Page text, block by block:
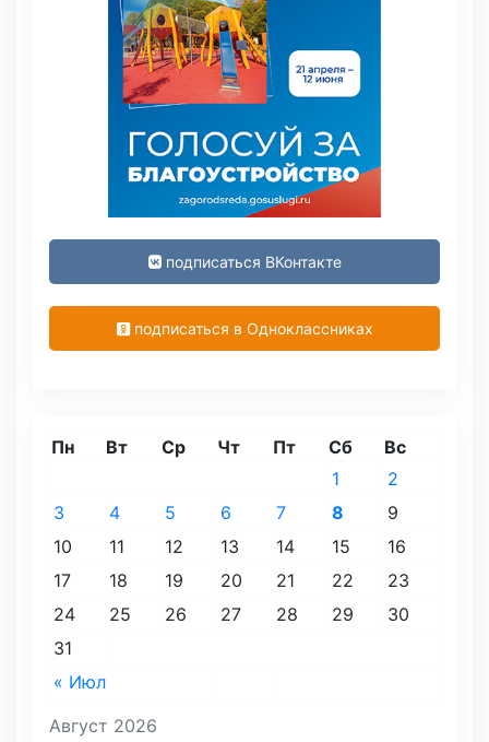
подписаться ВКонтакте
подписаться в Одноклассниках
Август 2026
Пн Вт Ср Чт Пт Сб Вс
« Июл
1
2
3
4 5 6 7 8
9
10
11 12 13 14 15
16
17
18 19 20 21 22
23
24
25 26 27 28 29
30
31